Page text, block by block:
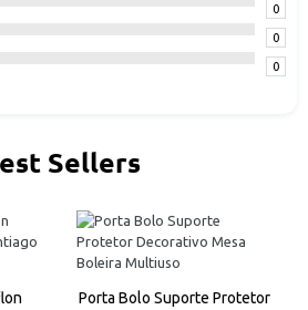
0
0
0
Sellers
Porta Bolo Suporte Protetor